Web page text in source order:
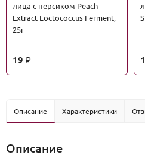
лица с персиком Peach
Extract Loctococcus Ferment,
25г
19 ₽
Описание Характеристики
Описание